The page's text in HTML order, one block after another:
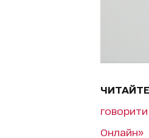
говорити
Онлайн»